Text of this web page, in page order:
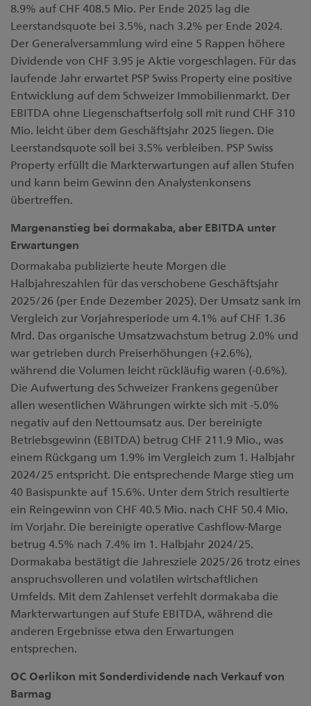
8.9% auf CHF 408.5 Mio. Per Ende 2025 lag die
Leerstandsquote bei 3.5%, nach 3.2% per Ende 2024.
Der Generalversammlung wird eine 5 Rappen höhere
Dividende von CHF 3.95 je Aktie vorgeschlagen. Für das
laufende Jahr erwartet PSP Swiss Property eine positive
Entwicklung auf dem Schweizer Immobilienmarkt. Der
EBITDA ohne Liegenschaftserfolg soll mit rund CHF 310
Mio. leicht über dem Geschäftsjahr 2025 liegen. Die
Leerstandsquote soll bei 3.5% verbleiben. PSP Swiss
Property erfüllt die Markterwartungen auf allen Stufen
und kann beim Gewinn den Analystenkonsens
übertreffen.
Margenanstieg bei dormakaba, aber EBITDA unter
Erwartungen
Dormakaba publizierte heute Morgen die
Halbjahreszahlen für das verschobene Geschäftsjahr
2025/26 (per Ende Dezember 2025). Der Umsatz sank im
Vergleich zur Vorjahresperiode um 4.1% auf CHF 1.36
Mrd. Das organische Umsatzwachstum betrug 2.0% und
war getrieben durch Preiserhöhungen (+2.6%),
während die Volumen leicht rückläufig waren (-0.6%).
Die Aufwertung des Schweizer Frankens gegenüber
allen wesentlichen Währungen wirkte sich mit -5.0%
negativ auf den Nettoumsatz aus. Der bereinigte
Betriebsgewinn (EBITDA) betrug CHF 211.9 Mio., was
einem Rückgang um 1.9% im Vergleich zum 1. Halbjahr
2024/25 entspricht. Die entsprechende Marge stieg um
40 Basispunkte auf 15.6%. Unter dem Strich resultierte
ein Reingewinn von CHF 40.5 Mio. nach CHF 50.4 Mio.
im Vorjahr. Die bereinigte operative Cashflow-Marge
betrug 4.5% nach 7.4% im 1. Halbjahr 2024/25.
Dormakaba bestätigt die Jahresziele 2025/26 trotz eines
anspruchsvolleren und volatilen wirtschaftlichen
Umfelds. Mit dem Zahlenset verfehlt dormakaba die
Markterwartungen auf Stufe EBITDA, während die
anderen Ergebnisse etwa den Erwartungen
entsprechen.
OC Oerlikon mit Sonderdividende nach Verkauf von
Barmag